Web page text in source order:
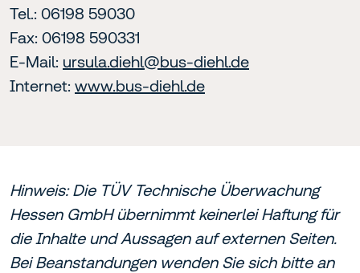
Tel.: 06198 59030
Fax: 06198 590331
E-Mail: ursula.diehl@bus-diehl.de
Internet: www.bus-diehl.de
Hinweis: Die TÜV Technische Überwachung
Hessen GmbH übernimmt keinerlei Haftung für
die Inhalte und Aussagen auf externen Seiten.
Bei Beanstandungen wenden Sie sich bitte an